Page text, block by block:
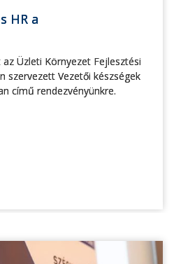
HR a
Üzleti Környezet Fejlesztési
szervezett Vezetői készségek
című rendezvényünkre.